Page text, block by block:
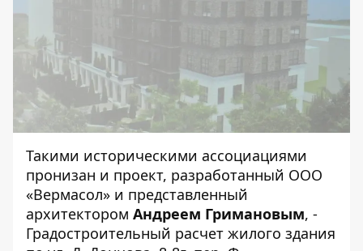
Такими историческими ассоциациями
пронизан и проект, разработанный ООО
«Вермасол» и представленный
архитектором Андреем Гримановым, -
Градостроительный расчет жилого здания